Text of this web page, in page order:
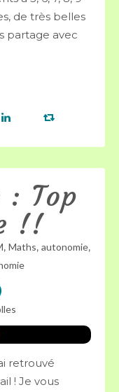
de très belles
partage avec
Top
!!
, Maths, autonomie,
retrouvé
! Je vous